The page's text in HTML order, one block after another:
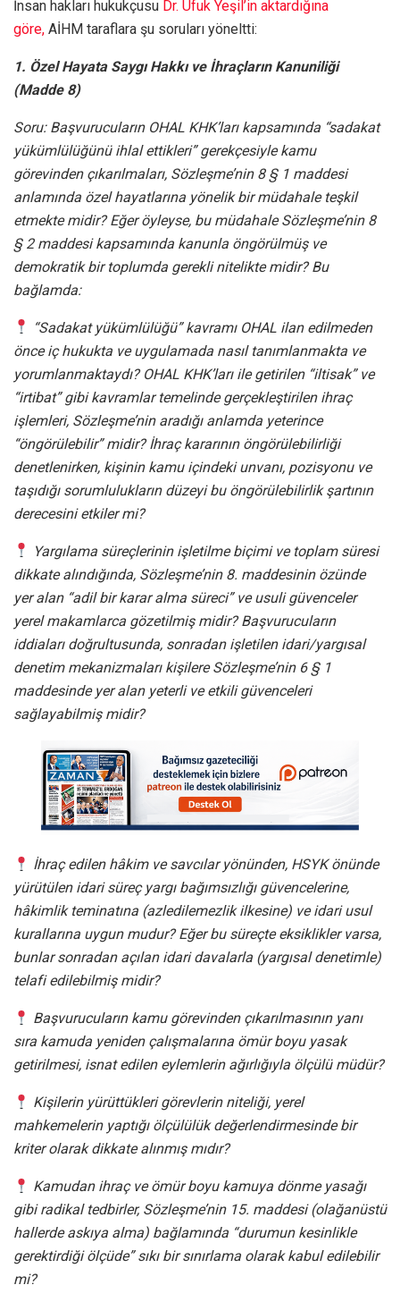
İnsan hakları hukukçusu Dr. Ufuk Yeşil’in aktardığına
göre, AİHM taraflara şu soruları yöneltti:
1. Özel Hayata Saygı Hakkı ve İhraçların Kanuniliği
(Madde 8)
Soru: Başvurucuların OHAL KHK’ları kapsamında “sadakat
yükümlülüğünü ihlal ettikleri” gerekçesiyle kamu
görevinden çıkarılmaları, Sözleşme’nin 8 § 1 maddesi
anlamında özel hayatlarına yönelik bir müdahale teşkil
etmekte midir? Eğer öyleyse, bu müdahale Sözleşme’nin 8
§ 2 maddesi kapsamında kanunla öngörülmüş ve
demokratik bir toplumda gerekli nitelikte midir? Bu
bağlamda:
“Sadakat yükümlülüğü” kavramı OHAL ilan edilmeden
önce iç hukukta ve uygulamada nasıl tanımlanmakta ve
yorumlanmaktaydı? OHAL KHK’ları ile getirilen “iltisak” ve
“irtibat” gibi kavramlar temelinde gerçekleştirilen ihraç
işlemleri, Sözleşme’nin aradığı anlamda yeterince
“öngörülebilir” midir? İhraç kararının öngörülebilirliği
denetlenirken, kişinin kamu içindeki unvanı, pozisyonu ve
taşıdığı sorumlulukların düzeyi bu öngörülebilirlik şartının
derecesini etkiler mi?
Yargılama süreçlerinin işletilme biçimi ve toplam süresi
dikkate alındığında, Sözleşme’nin 8. maddesinin özünde
yer alan “adil bir karar alma süreci” ve usuli güvenceler
yerel makamlarca gözetilmiş midir? Başvurucuların
iddiaları doğrultusunda, sonradan işletilen idari/yargısal
denetim mekanizmaları kişilere Sözleşme’nin 6 § 1
maddesinde yer alan yeterli ve etkili güvenceleri
sağlayabilmiş midir?
İhraç edilen hâkim ve savcılar yönünden, HSYK önünde
yürütülen idari süreç yargı bağımsızlığı güvencelerine,
hâkimlik teminatına (azledilemezlik ilkesine) ve idari usul
kurallarına uygun mudur? Eğer bu süreçte eksiklikler varsa,
bunlar sonradan açılan idari davalarla (yargısal denetimle)
telafi edilebilmiş midir?
Başvurucuların kamu görevinden çıkarılmasının yanı
sıra kamuda yeniden çalışmalarına ömür boyu yasak
getirilmesi, isnat edilen eylemlerin ağırlığıyla ölçülü müdür?
Kişilerin yürüttükleri görevlerin niteliği, yerel
mahkemelerin yaptığı ölçülülük değerlendirmesinde bir
kriter olarak dikkate alınmış mıdır?
Kamudan ihraç ve ömür boyu kamuya dönme yasağı
gibi radikal tedbirler, Sözleşme’nin 15. maddesi (olağanüstü
hallerde askıya alma) bağlamında “durumun kesinlikle
gerektirdiği ölçüde” sıkı bir sınırlama olarak kabul edilebilir
mi?